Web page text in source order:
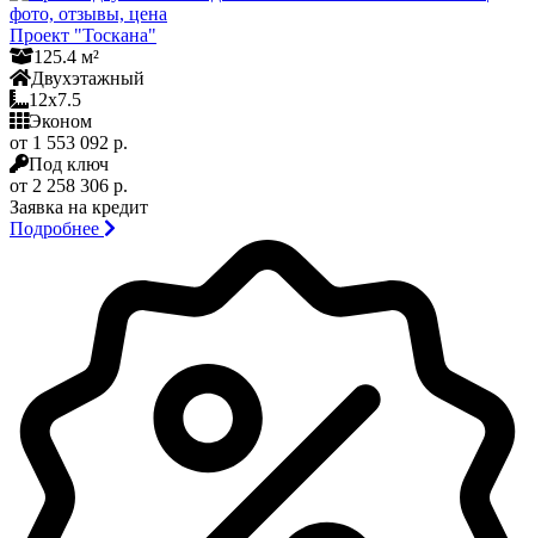
Проект "Тоскана"
125.4 м²
Двухэтажный
12x7.5
Эконом
от 1 553 092 р.
Под ключ
от 2 258 306 р.
Заявка на кредит
Подробнее